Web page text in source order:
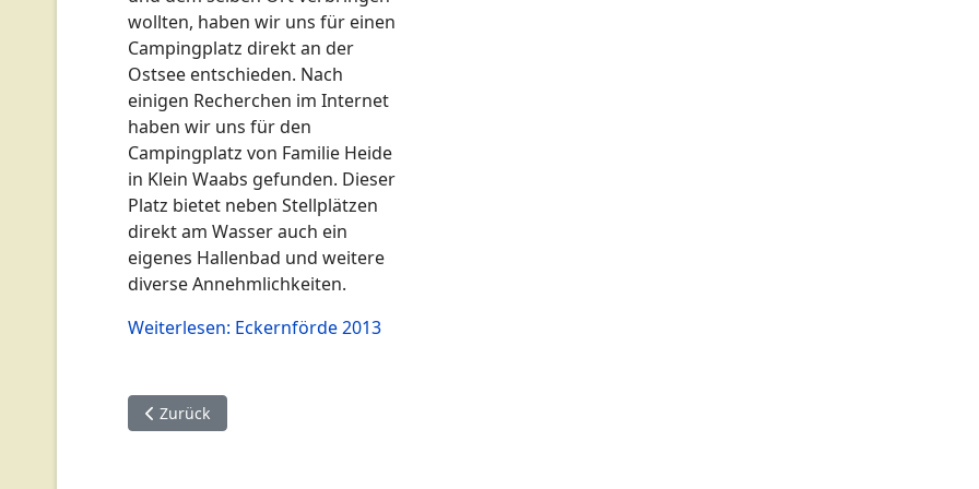
wollten, haben wir uns für einen
Campingplatz direkt an der
Ostsee entschieden. Nach
einigen Recherchen im Internet
haben wir uns für den
Campingplatz von Familie Heide
in Klein Waabs gefunden. Dieser
Platz bietet neben Stellplätzen
direkt am Wasser auch ein
eigenes Hallenbad und weitere
diverse Annehmlichkeiten.
Weiterlesen: Eckernförde 2013
Vorheriger Beitrag: Newsseite Wohmobilreisen Kroatien
Zurück